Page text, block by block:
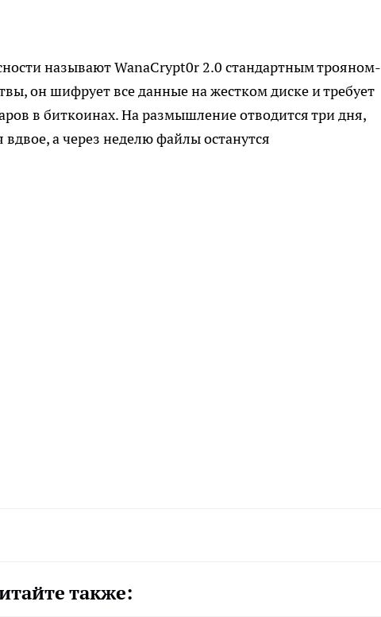
называют WanaCrypt0r 2.0 стандартным трояном-
он шифрует все данные на жестком диске и требует
в биткоинах. На размышление отводится три дня,
а через неделю файлы останутся
также: